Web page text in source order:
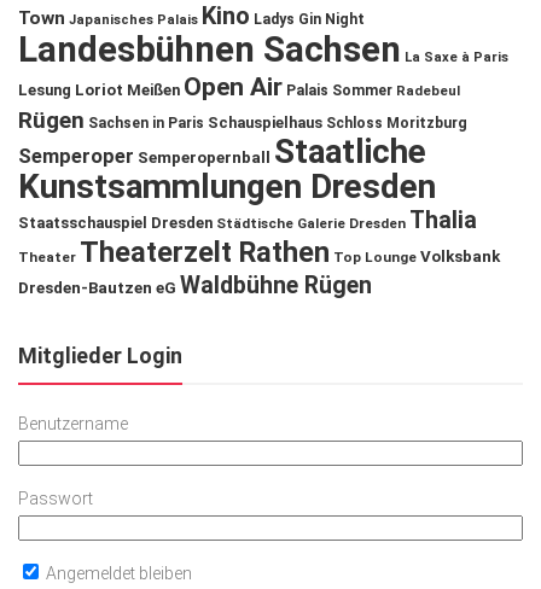
Town Japanisches Palais Kino Ladys Gin Night
Landesbühnen Sachsen La Saxe à Paris
Lesung Loriot Meißen Open Air Palais Sommer Radebeul
Rügen Sachsen in Paris Schauspielhaus Schloss Moritzburg
Semperoper Semperopernball
Staatliche
Kunstsammlungen Dresden
Staatsschauspiel Dresden Städtische Galerie Dresden Thalia
Theater Theaterzelt Rathen Top Lounge Volksbank
Dresden-Bautzen eG Waldbühne Rügen
Mitglieder Login
Benutzername
Passwort
Angemeldet bleiben